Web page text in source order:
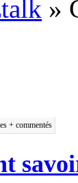
»
+ commentés